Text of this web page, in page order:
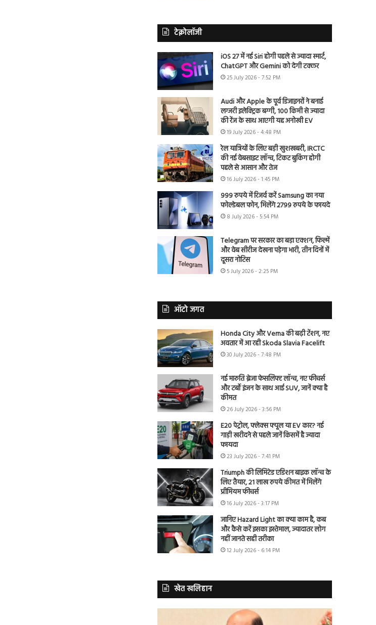
टेक्नोलॉजी
iOS 27 में नई Siri होगी पहले से ज्यादा स्मार्ट,
ChatGPT और Gemini को देगी टक्कर
25 July 2026 - 7:52 PM
Audi और Apple के पूर्व डिजाइनरों ने बनाई
लग्जरी इलेक्ट्रिक बग्गी, 100 किमी से ज्यादा
की रेंज के साथ आएगी यह अनोखी EV
19 July 2026 - 4:48 PM
रेल यात्रियों के लिए बड़ी खुशखबरी, IRCTC
की नई वेबसाइट लॉन्च, टिकट बुकिंग होगी
पहले से आसान और तेज
16 July 2026 - 1:45 PM
999 रुपये में रिजर्व करें Samsung का नया
फोल्डेबल फोन, मिलेंगे 2799 रुपये के फायदे
8 July 2026 - 5:54 PM
Telegram पर सरकार का बड़ा एक्शन, फिल्में
और वेब सीरीज देखना पड़ेगा भारी, तीन दिनों में
दूसरा नोटिस
5 July 2026 - 2:25 PM
ऑटो जगत
Honda City और Verna की बढ़ी टेंशन, नए
अवतार में आ रही Skoda Slavia Facelift
30 July 2026 - 7:48 PM
नई मारुति ब्रेजा फेसलिफ्ट लॉन्च, नए फीचर्स
और टर्बो इंजन के साथ आई SUV, जानें क्या है
कीमत
26 July 2026 - 3:56 PM
E20 पेट्रोल, फ्लेक्स फ्यूल या EV कार? नई
गाड़ी खरीदने से पहले जानें किसमें है ज्यादा
फायदा
23 July 2026 - 7:41 PM
Triumph की लिमिटेड एडिशन बाइक लॉन्च के
लिए तैयार, 21 लाख रुपये कीमत में मिलेंगे
प्रीमियम फीचर्स
16 July 2026 - 3:17 PM
जानिए Hazard Light का क्या काम है, कब
और कैसे करें इसका इस्तेमाल, ज्यादातर लोग
नहीं जानते सही तरीका
12 July 2026 - 6:14 PM
खेत खलिहान